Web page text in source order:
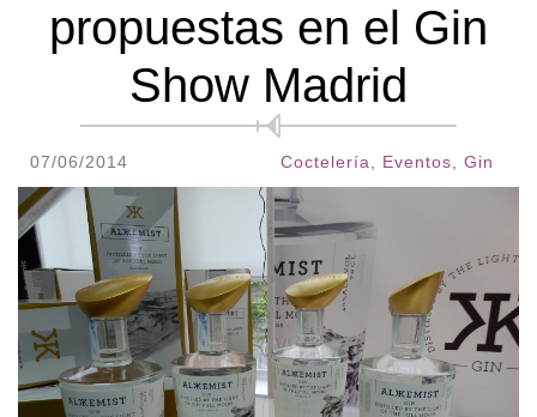
propuestas en el Gin
Show Madrid
07/06/2014 Coctelería Eventos Gin